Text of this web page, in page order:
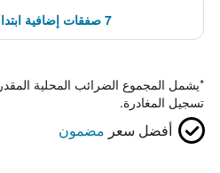
7 صفقات إضافية ابتداءً من 196 ﷼
*يشمل المجموع الضرائب المحلية
تسجيل المغادرة.
أفضل سعر مضمون